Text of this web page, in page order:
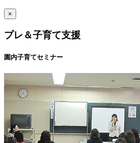
×
プレ＆子育て支援
園内子育てセミナー